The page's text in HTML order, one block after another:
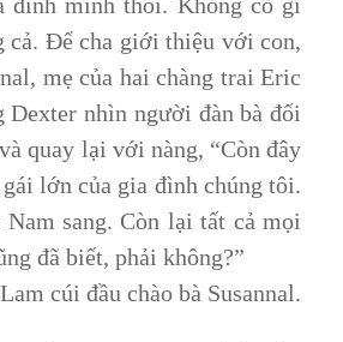
cả. Để cha giới thiệu với con,
mẹ của hai chàng trai Eric
Dexter nhìn người đàn bà đối
quay lại với nàng, “Còn đây
lớn của gia đình chúng tôi.
sang. Còn lại tất cả mọi
đã biết, phải không?”
cúi đầu chào bà Susannal.